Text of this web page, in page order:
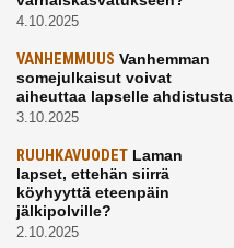
4.10.2025
VANHEMMUUS Vanhemman
somejulkaisut voivat
aiheuttaa lapselle ahdistusta
3.10.2025
RUUHKAVUODET Laman
lapset, ettehän siirrä
köyhyyttä eteenpäin
jälkipolville?
2.10.2025